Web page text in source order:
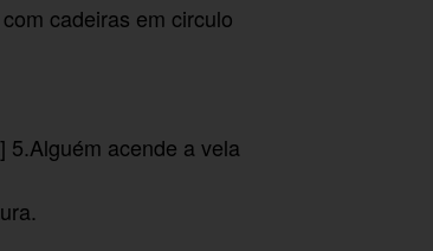
cadeiras em circulo
5.Alguém acende a vela